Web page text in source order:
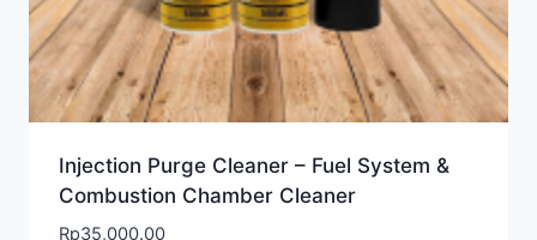
Injection Purge Cleaner – Fuel System &
Combustion Chamber Cleaner
Rp35,000.00